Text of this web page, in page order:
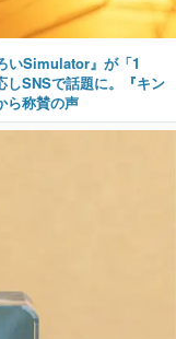
いSimulator』が「1
しSNSで話題に。『キン
ら称賛の声